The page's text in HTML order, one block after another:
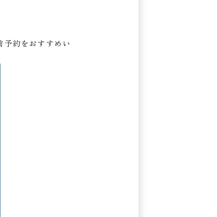
約をおすすめい